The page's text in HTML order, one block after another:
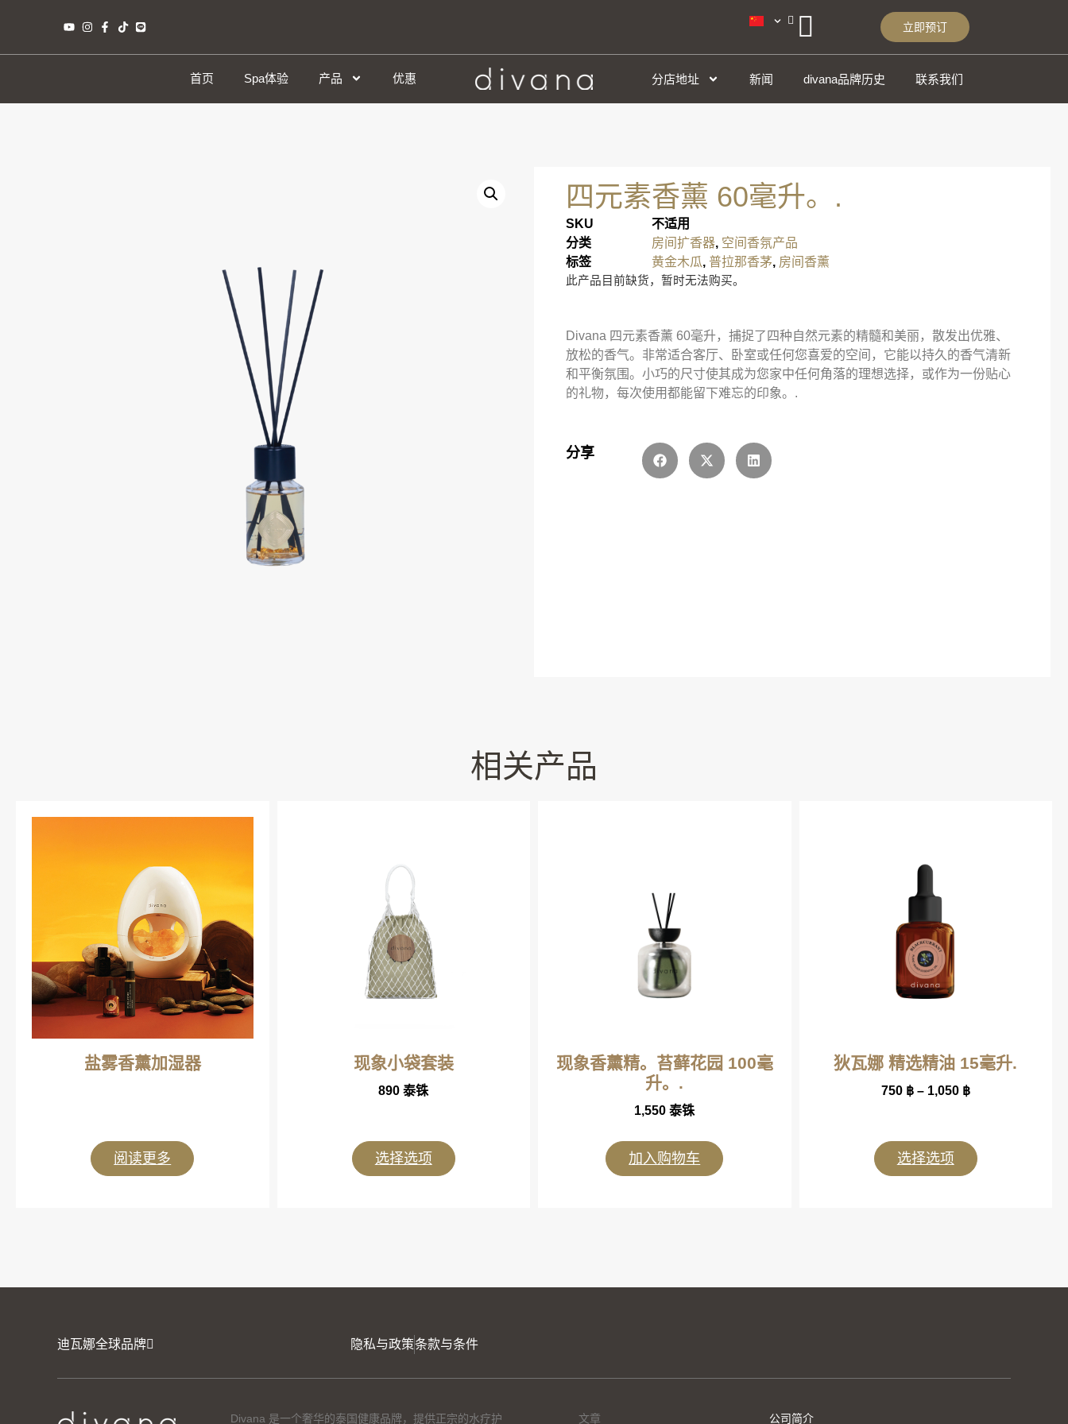
立即预订
首页 Spa体验 产品 优惠 分店地址 新闻 divana品牌历史 联系我们
四元素香薰 60毫升。.
SKU
不适用
分类
房间扩香器, 空间香氛产品
标签
黄金木瓜, 普拉那香茅, 房间香薰
此产品目前缺货，暂时无法购买。
Divana 四元素香薰 60毫升，捕捉了四种自然元素的精髓和美丽，散发出优雅、
放松的香气。非常适合客厅、卧室或任何您喜爱的空间，它能以持久的香气清新
和平衡氛围。小巧的尺寸使其成为您家中任何角落的理想选择，或作为一份贴心
的礼物，每次使用都能留下难忘的印象。.
分享
相关产品
盐雾香薰加湿器
阅读更多
现象小袋套装
890泰铢
选择选项
现象香薰精。苔藓花园 100毫
升。.
1,550泰铢
加入购物车
狄瓦娜 精选精油 15毫升.
750 ฿ – 1,050 ฿
选择选项
迪瓦娜全球品牌 隐私与政策条款与条件
Divana 是一个奢华的泰国健康品牌，提供正宗的水疗护 文章 公司简介